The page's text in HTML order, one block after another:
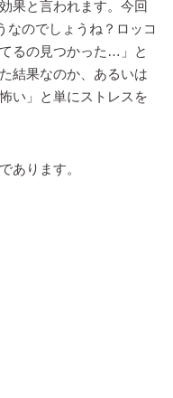
果と言われます。今回
なのでしょうね？ロッコ
るの見つかった…」と
結果なのか、あるいは
い」と単にストレスを
あります。